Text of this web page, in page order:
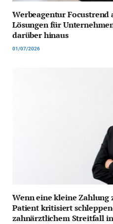
Werbeagentur Focustrend
Lösungen für
darüber hinaus
01/07/2026
Wenn eine kleine
Patient kritisiert
zahnärztlichem Streitfall